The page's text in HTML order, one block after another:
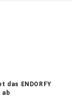
das ENDORFY
ab